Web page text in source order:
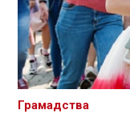
Грамадства